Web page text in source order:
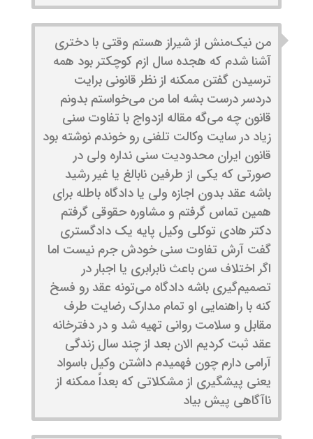
من نیک‌منش از شیراز هستم وقتی با دختری
آشنا شدم که هجده سال ازم کوچکتر بود همه
ترسیدن گفتن ممکنه از نظر قانونی برایت
دردسر درست بشه اما من می‌خواستم بدونم
قانون چه می‌گه مقاله ازدواج با تفاوت سنی
زیاد در سایت وکالت تلفنی رو خوندم نوشته بود
قانون ایران محدودیت سنی نداره ولی در
صورتی که یکی از طرفین نابالغ یا غیر رشید
باشه عقد بدون اجازه ولی یا دادگاه باطله برای
همین تماس گرفتم و مشاوره حقوقی گرفتم
دکتر هادی توکلی وکیل پایه یک دادگستری
گفت آرش تفاوت سنی خودش جرم نیست اما
اگر اختلاف سن باعث نابرابری یا اجبار در
تصمیم‌گیری باشه دادگاه می‌تونه عقد رو فسخ
کنه با راهنمایی او تمام مدارک رضایت طرف
مقابل و سلامت روانی تهیه شد و در دفترخانه
عقد ثبت کردیم الان بعد از چند سال زندگی
آرامی دارم چون فهمیدم داشتن وکیل باسواد
یعنی پیشگیری از مشکلاتی که بعداً ممکنه از
ناآگاهی پیش بیاد